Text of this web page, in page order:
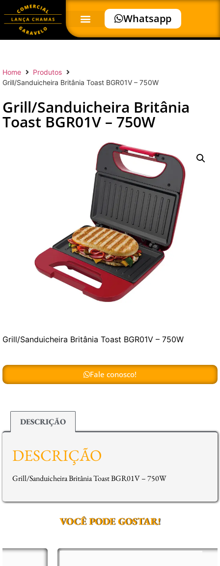
Whatsapp
Home
Produtos
Grill/Sanduicheira Britânia Toast BGR01V – 750W
Grill/Sanduicheira Britânia
Toast BGR01V – 750W
Grill/Sanduicheira Britânia Toast BGR01V – 750W
Fale conosco!
DESCRIÇÃO
DESCRIÇÃO
Grill/Sanduicheira Britânia Toast BGR01V – 750W
VOCÊ PODE GOSTAR!